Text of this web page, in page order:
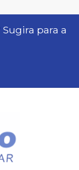
Sugira para a